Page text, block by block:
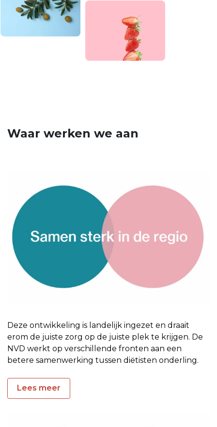
Waar werken we aan
Deze ontwikkeling is landelijk ingezet en draait
erom de juiste zorg op de juiste plek te krijgen. De
NVD werkt op verschillende fronten aan een
betere samenwerking tussen diëtisten onderling.
Lees meer